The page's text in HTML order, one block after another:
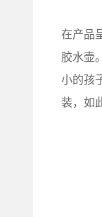
在产品
胶水壶
小的孩
装，如